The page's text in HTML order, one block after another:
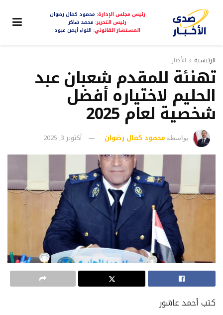
رئيس مجلس الإدارة: محمود كمال رضوان
رئيس التحرير: محمد شاكر
المستشار القانوني: اللواء أيمن عبود
الرئيسية الأخبار
تهنئة للمقدم شعبان عبد
الحليم لاختياره أفضل
شخصية لعام 2025
بواسطة محمود كمال رضوان أكتوبر 3, 2025
كتب أحمد عاشور